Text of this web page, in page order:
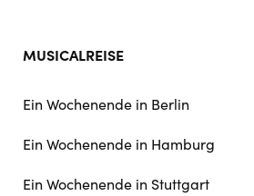
MUSICALREISE
Ein Wochenende in Berlin
Ein Wochenende in Hamburg
Ein Wochenende in Stuttgart